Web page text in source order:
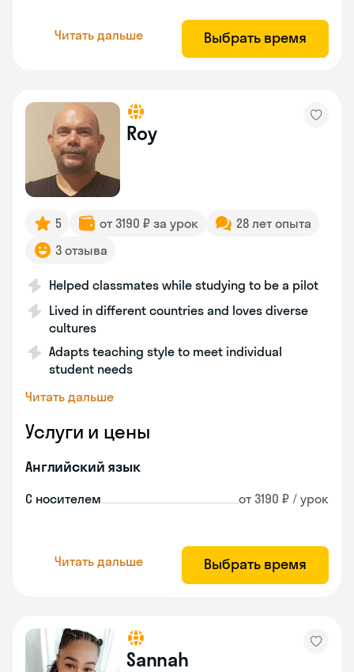
Читать дальше Выбрать время
Roy
5 от 3190 ₽ за урок
28 лет опыта
3 отзыва
Helped classmates while studying to be a pilot
Lived in different countries and loves diverse
cultures
Adapts teaching style to meet individual
student needs
Читать дальше
Услуги и цены
Английский язык
С носителем от 3190 ₽ / урок
Читать дальше Выбрать время
Sannah